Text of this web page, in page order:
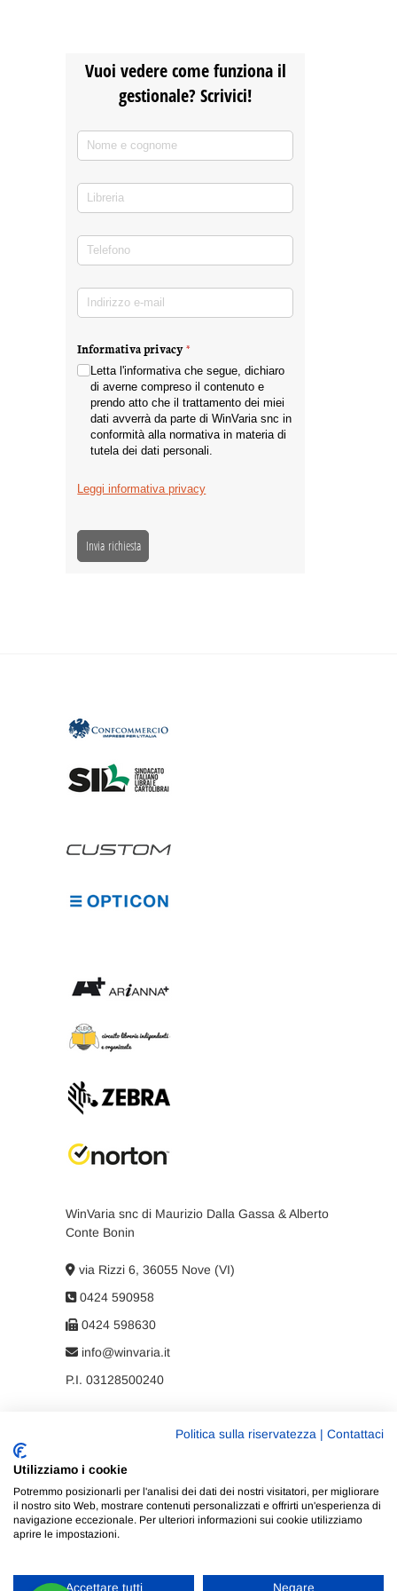
Vuoi vedere come funziona il
gestionale? Scrivici!
Nome e cognome
Libreria
Telefono
Indirizzo e-mail(richiesto)
Informativa privacy*
(richiesto)
Letta l'informativa che segue, dichiaro
di averne compreso il contenuto e
prendo atto che il trattamento dei miei
dati avverrà da parte di WinVaria snc in
conformità alla normativa in materia di
tutela dei dati personali.
Leggi informativa privacy
Invia richiesta
WinVaria snc di Maurizio Dalla Gassa & Alberto
Conte Bonin
via Rizzi 6, 36055 Nove (VI)
0424 590958
0424 598630
info@winvaria.it
P.I. 03128500240
Privacy policy
Politica sulla riservatezza Contattaci
Utilizziamo i cookie
Potremmo posizionarli per l'analisi dei dati dei nostri visitatori, per migliorare
il nostro sito Web, mostrare contenuti personalizzati e offrirti un'esperienza di
navigazione eccezionale. Per ulteriori informazioni sui cookie utilizziamo
aprire le impostazioni.
Accettare tutti Negare